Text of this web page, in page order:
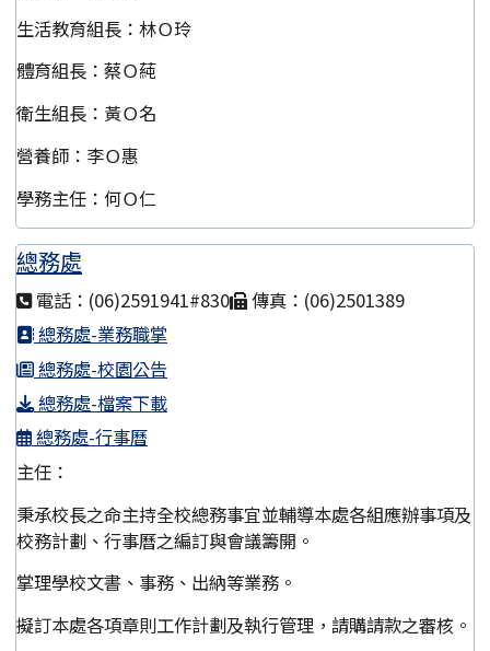
生活教育組長：林Ｏ玲
體育組長：蔡Ｏ蒓
衛生組長：黃Ｏ名
營養師：李Ｏ惠
學務主任：何Ｏ仁
總務處
電話：(06)2591941#830
傳真：(06)2501389
總務處-業務職掌
總務處-校園公告
總務處-檔案下載
總務處-行事曆
主任：
秉承校長之命主持全校總務事宜並輔導本處各組應辦事項及
校務計劃、行事曆之編訂與會議籌開。
掌理學校文書、事務、出納等業務。
擬訂本處各項章則工作計劃及執行管理，請購請款之審核。